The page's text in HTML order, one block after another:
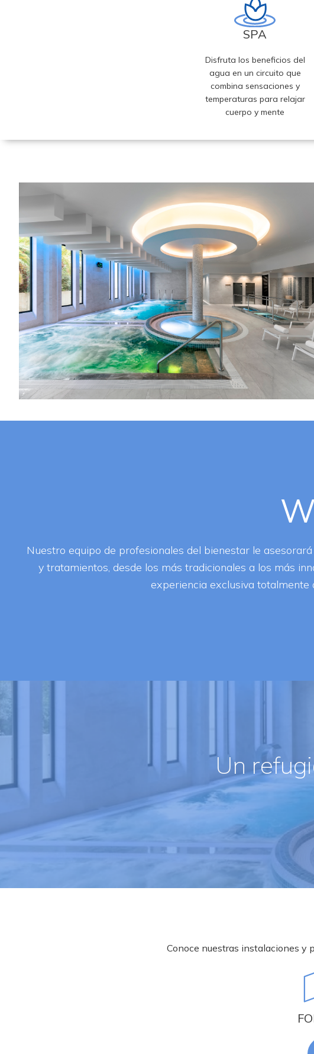
SPA
Disfruta los beneficios del
agua en un circuito que
combina sensaciones y
temperaturas para relajar
cuerpo y mente
Nuestro equipo de profesionales del bienestar le
y tratamientos, desde los más tradicionales a los más
experiencia exclusiva totalmente
Un
Conoce nuestras instalaciones y